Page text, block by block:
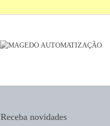
Receba novidades